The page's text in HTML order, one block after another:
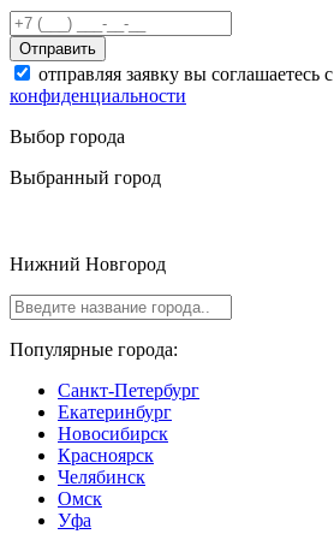
Отправить
отправляя заявку вы соглашаетесь с
конфиденциальности
Выбор города
Выбранный город
Нижний Новгород
Популярные города:
Санкт-Петербург
Екатеринбург
Новосибирск
Красноярск
Челябинск
Омск
Уфа